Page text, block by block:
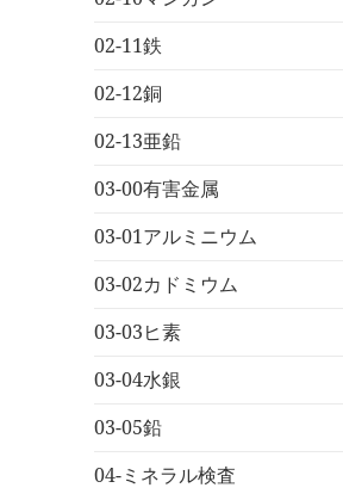
02-11鉄
02-12銅
02-13亜鉛
03-00有害金属
03-01アルミニウム
03-02カドミウム
03-03ヒ素
03-04水銀
03-05鉛
04-ミネラル検査